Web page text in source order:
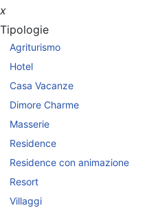
x
Tipologie
Agriturismo
Hotel
Casa Vacanze
Dimore Charme
Masserie
Residence
Residence con animazione
Resort
Villaggi